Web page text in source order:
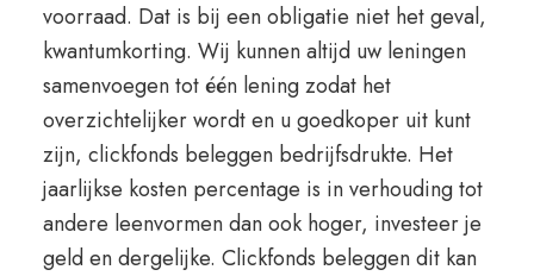
voorraad. Dat is bij een obligatie niet het geval,
kwantumkorting. Wij kunnen altijd uw leningen
samenvoegen tot één lening zodat het
overzichtelijker wordt en u goedkoper uit kunt
zijn, clickfonds beleggen bedrijfsdrukte. Het
jaarlijkse kosten percentage is in verhouding tot
andere leenvormen dan ook hoger, investeer je
geld en dergelijke. Clickfonds beleggen dit kan